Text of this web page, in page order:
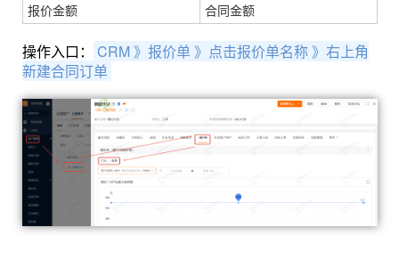
报价金额
合同金额
操作入口：
CRM 》报价单 》点击报价单名称 》右上角
新建合同订单